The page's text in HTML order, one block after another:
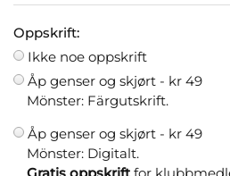
Oppskrift:
Ikke noe oppskrift
Åp genser og skjørt - kr 49
Mönster: Färgutskrift.
Åp genser og skjørt - kr 49
Mönster: Digitalt.